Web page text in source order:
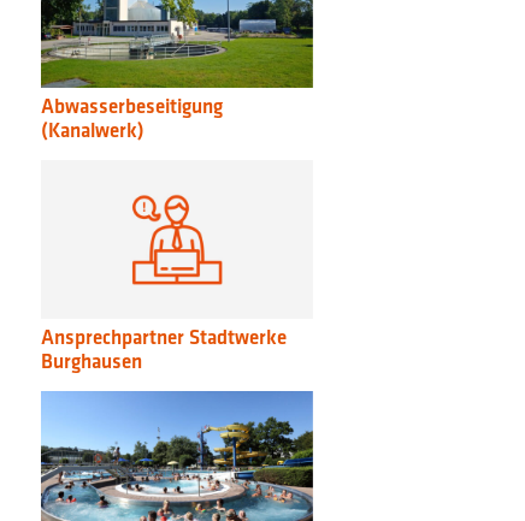
Abwasserbeseitigung
(Kanalwerk)
Ansprechpartner Stadtwerke
Burghausen